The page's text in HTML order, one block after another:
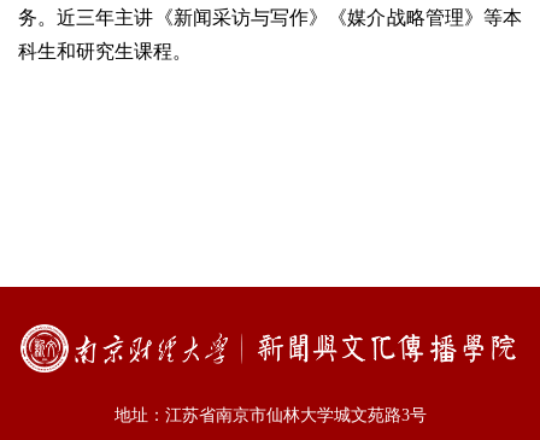
务。近三年主讲《新闻采访与写作》《媒介战略管理》等本
科生和研究生课程。
地址：江苏省南京市仙林大学城文苑路3号